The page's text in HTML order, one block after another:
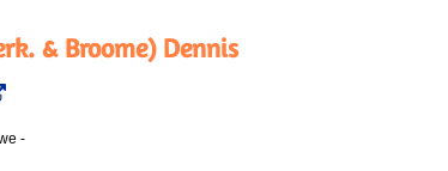
& Broome) Dennis
-